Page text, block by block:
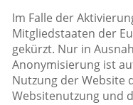
Im Falle der
Mitgliedstaaten der
gekürzt. Nur in
Anonymisierung ist
Nutzung der Website
Websitenutzung und